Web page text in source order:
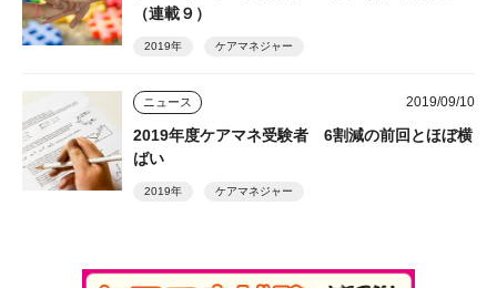
（連載９）
2019年 ケアマネジャー
ニュース 2019/09/10
2019年度ケアマネ受験者 6割減の前回とほぼ横
ばい
2019年 ケアマネジャー